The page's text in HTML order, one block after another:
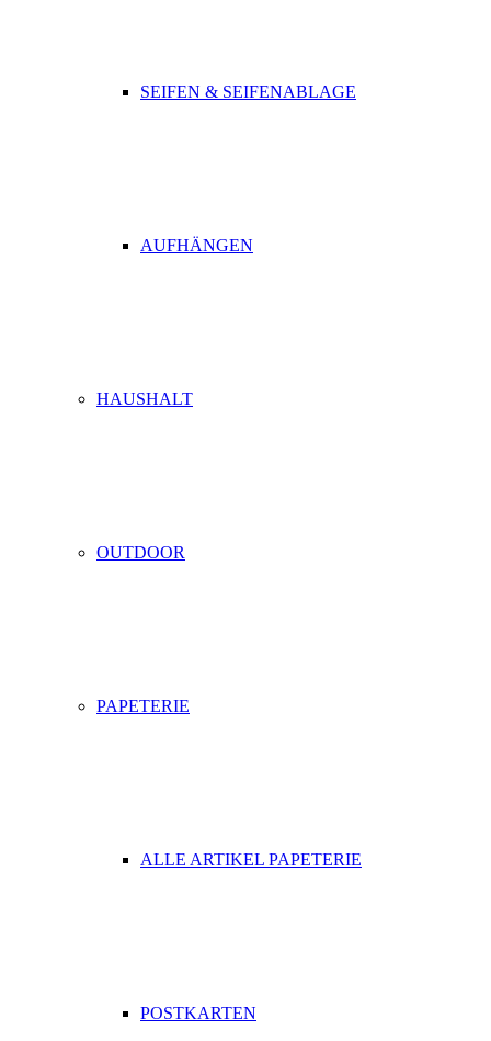
SEIFEN & SEIFENABLAGE
AUFHÄNGEN
HAUSHALT
OUTDOOR
PAPETERIE
ALLE ARTIKEL PAPETERIE
POSTKARTEN